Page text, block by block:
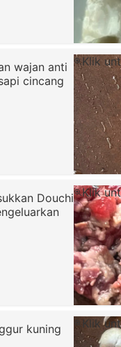
wajan anti
cincang
Klik
Douchi
Klik
kuning
Klik